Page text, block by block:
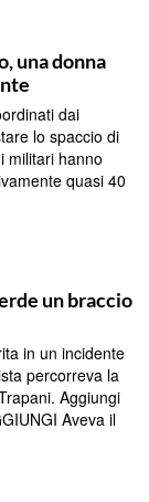
una donna
dai
lo spaccio di
militari hanno
quasi 40
un braccio
in un incidente
percorreva la
Aggiungi
Aveva il